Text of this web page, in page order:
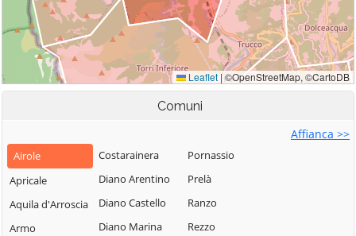
Comuni
Affianca >>
Airole
Apricale
Aquila d'Arroscia
Armo
Costarainera
Diano Arentino
Diano Castello
Diano Marina
Pornassio
Prelà
Ranzo
Rezzo